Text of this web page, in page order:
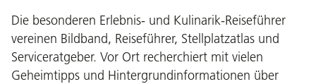
Die besonderen Erlebnis- und Kulinarik-Reiseführer
vereinen Bildband, Reiseführer, Stellplatzatlas und
Serviceratgeber. Vor Ort recherchiert mit vielen
Geheimtipps und Hintergrundinformationen über